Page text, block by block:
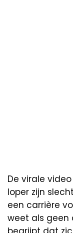
De virale
loper zijn
een carrière
weet als geen